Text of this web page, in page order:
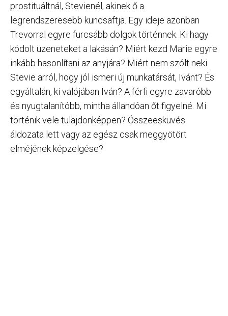
prostituáltnál, Stevienél, akinek ő a
legrendszeresebb kuncsaftja. Egy ideje azonban
Trevorral egyre furcsább dolgok történnek. Ki hagy
kódolt üzeneteket a lakásán? Miért kezd Marie egyre
inkább hasonlítani az anyjára? Miért nem szólt neki
Stevie arról, hogy jól ismeri új munkatársát, Ivánt? És
egyáltalán, ki valójában Iván? A férfi egyre zavaróbb
és nyugtalanítóbb, mintha állandóan őt figyelné. Mi
történik vele tulajdonképpen? Összeesküvés
áldozata lett vagy az egész csak meggyötört
elméjének képzelgése?